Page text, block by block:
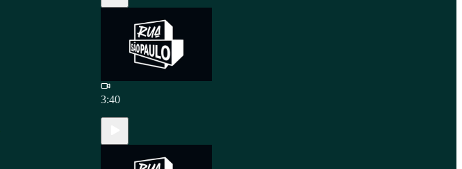
3:40